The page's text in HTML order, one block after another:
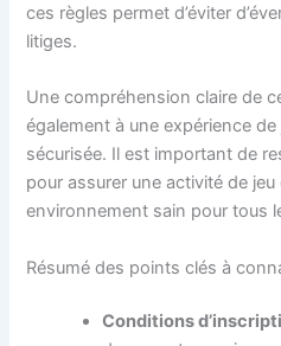
ces règles permet d’éviter
litiges.
Une compréhension claire de
également à une expérience
sécurisée. Il est important de
pour assurer une activité de
environnement sain pour tous
Résumé des points clés à
Conditions